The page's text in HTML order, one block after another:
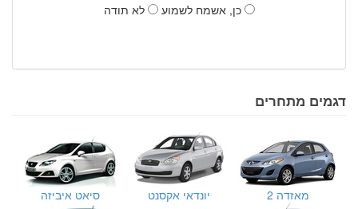
כן, אשמח לשמוע
לא תודה
דגמים מתחרים
מאזדה 2 יונדאי אקסנט סיאט איביזה